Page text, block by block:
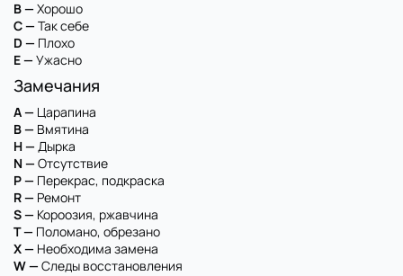
B — Хорошо
C — Так себе
D — Плохо
E — Ужасно
Замечания
A — Царапина
B — Вмятина
H — Дырка
N — Отсутствие
P — Перекрас, подкраска
R — Ремонт
S — Короозия, ржавчина
T — Поломано, обрезано
X — Необходима замена
W — Следы восстановления